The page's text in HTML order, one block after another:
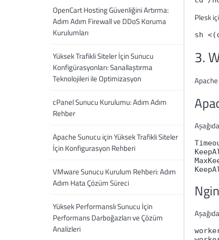
Plesk
sh
3.
OpenCart Hosting Güvenliğini Artırma:
Adım Adım Firewall ve DDoS Koruma
Kurulumları
Yüksek Trafikli Siteler İçin Sunucu
Konfigürasyonları: Sanallaştırma
Teknolojileri ile Optimizasyon
cPanel Sunucu Kurulumu: Adım Adım
Rehber
Apache Sunucu için Yüksek Trafikli Siteler
İçin Konfigurasyon Rehberi
VMware Sunucu Kurulum Rehberi: Adım
Adım Hata Çözüm Süreci
Yüksek Performanslı Sunucu İçin
Performans Darboğazları ve Çözüm
Analizleri